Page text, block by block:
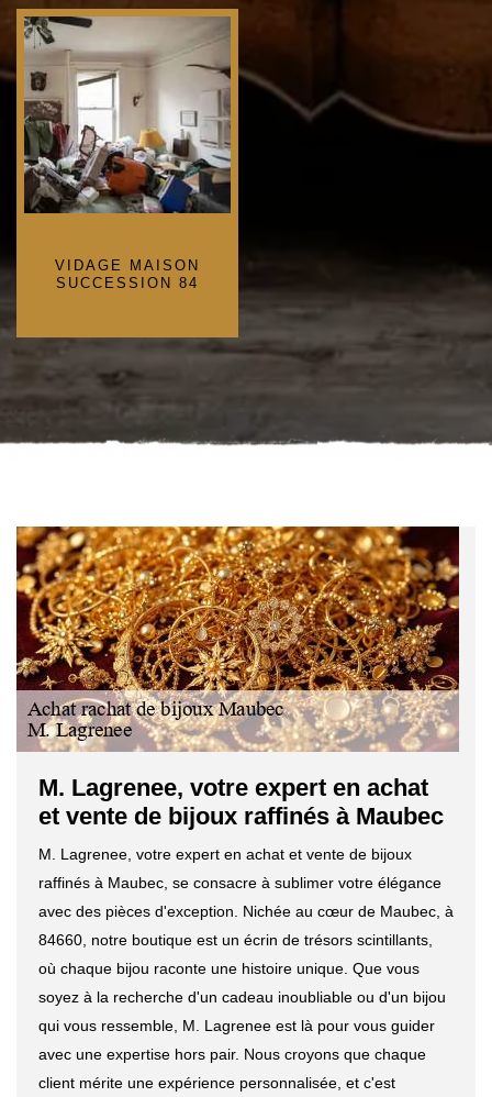
VIDAGE MAISON
SUCCESSION 84
M. Lagrenee, votre expert en achat
et vente de bijoux raffinés à Maubec
M. Lagrenee, votre expert en achat et vente de bijoux
raffinés à Maubec, se consacre à sublimer votre élégance
avec des pièces d'exception. Nichée au cœur de Maubec, à
84660, notre boutique est un écrin de trésors scintillants,
où chaque bijou raconte une histoire unique. Que vous
soyez à la recherche d'un cadeau inoubliable ou d'un bijou
qui vous ressemble, M. Lagrenee est là pour vous guider
avec une expertise hors pair. Nous croyons que chaque
client mérite une expérience personnalisée, et c'est